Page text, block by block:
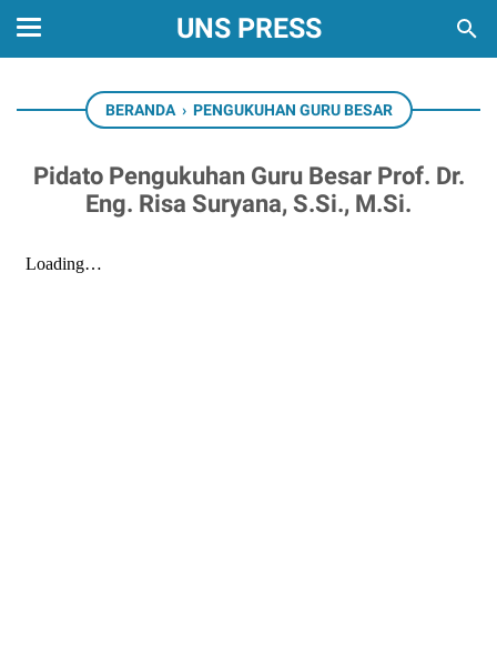
UNS PRESS
BERANDA › PENGUKUHAN GURU BESAR
Pidato Pengukuhan Guru Besar Prof. Dr.
Eng. Risa Suryana, S.Si., M.Si.